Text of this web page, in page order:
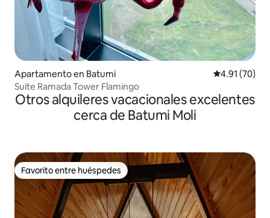
Apartamento en Batumi Calificación
4.91 (70)
Suite Ramada Tower Flamingo
Otros alquileres vacacionales excelentes
cerca de Batumi Moli
Favorito entre huéspedes
Favorito entre huéspedes